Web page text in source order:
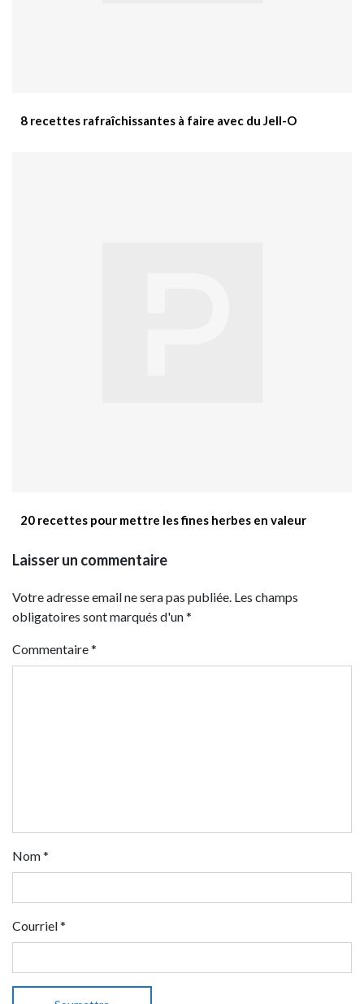
8 recettes rafraîchissantes à faire avec du Jell-O
20 recettes pour mettre les fines herbes en valeur
Laisser un commentaire
Votre adresse email ne sera pas publiée. Les champs
obligatoires sont marqués d'un *
Commentaire*
Nom*
Courriel*